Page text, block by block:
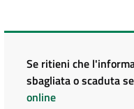
Se ritieni che
sbagliata o scaduta
online